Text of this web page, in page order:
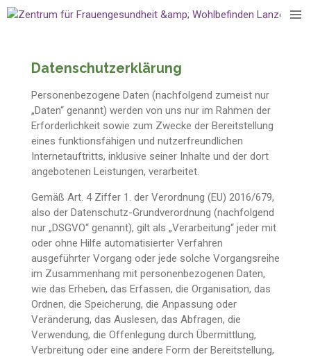
Zum
Datenschutzerklärung
Personenbezogene Daten (nachfolgend zumeist nur
„Daten“ genannt) werden von uns nur im Rahmen der
Erforderlichkeit sowie zum Zwecke der Bereitstellung
eines funktionsfähigen und nutzerfreundlichen
Internetauftritts, inklusive seiner Inhalte und der dort
angebotenen Leistungen, verarbeitet.
Gemäß Art. 4 Ziffer 1. der Verordnung (EU) 2016/679,
also der Datenschutz-Grundverordnung (nachfolgend
nur „DSGVO“ genannt), gilt als „Verarbeitung“ jeder mit
oder ohne Hilfe automatisierter Verfahren
ausgeführter Vorgang oder jede solche Vorgangsreihe
im Zusammenhang mit personenbezogenen Daten,
wie das Erheben, das Erfassen, die Organisation, das
Ordnen, die Speicherung, die Anpassung oder
Veränderung, das Auslesen, das Abfragen, die
Verwendung, die Offenlegung durch Übermittlung,
Verbreitung oder eine andere Form der Bereitstellung,